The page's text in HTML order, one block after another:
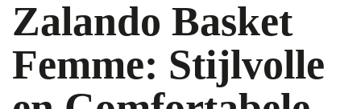
Zalando Basket
Femme: Stijlvolle